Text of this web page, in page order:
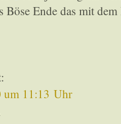
Böse Ende das mit
um 11:13 Uhr